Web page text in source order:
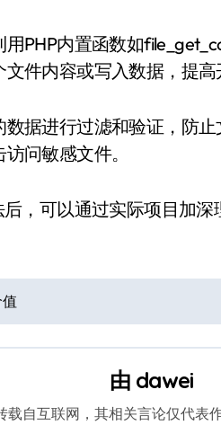
PHP内置函数如
件内容或写入数据，提高
据进行过滤和验证，防
问敏感文件。
，可以通过实际项目加
由 dawei
载自互联网，其相关言论仅代表